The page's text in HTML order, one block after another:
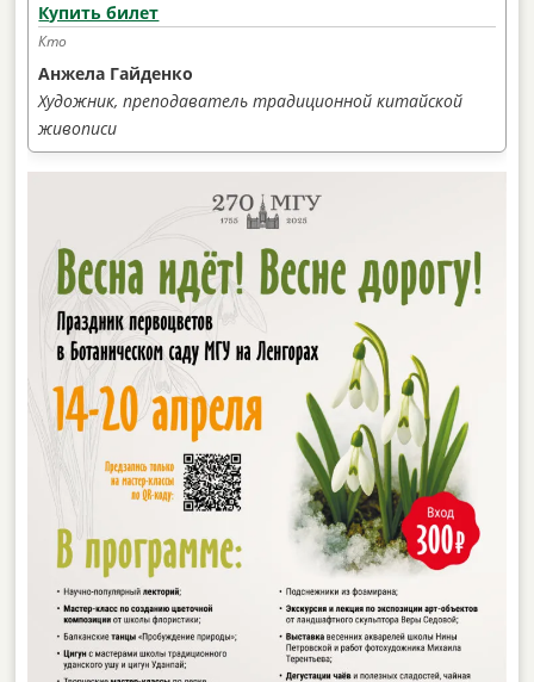
Купить билет
Анжела Гайденко
Художник, преподаватель традиционной китайской
живописи